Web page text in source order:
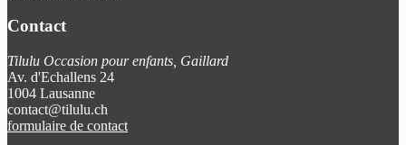
Contact
Tilulu Occasion pour enfants, Gaillard
Av. d'Echallens 24
1004 Lausanne
contact@tilulu.ch
formulaire de contact